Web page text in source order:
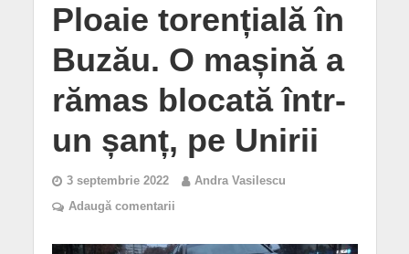
Ploaie torențială în
Buzău. O mașină a
rămas blocată într-
un șanț, pe Unirii
3 septembrie 2022
Andra Vasilescu
Adaugă comentarii